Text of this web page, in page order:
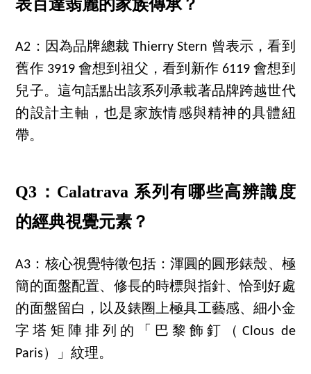
表百達翡麗的家族傳承？
A2：因為品牌總裁 Thierry Stern 曾表示，看到
舊作 3919 會想到祖父，看到新作 6119 會想到
兒子。這句話點出該系列承載著品牌跨越世代
的設計主軸，也是家族情感與精神的具體紐
帶。
Q3：Calatrava 系列有哪些高辨識度
的經典視覺元素？
A3：核心視覺特徵包括：渾圓的圓形錶殼、極
簡的面盤配置、修長的時標與指針、恰到好處
的面盤留白，以及錶圈上極具工藝感、細小金
字塔矩陣排列的「巴黎飾釘（Clous de
Paris）」紋理。